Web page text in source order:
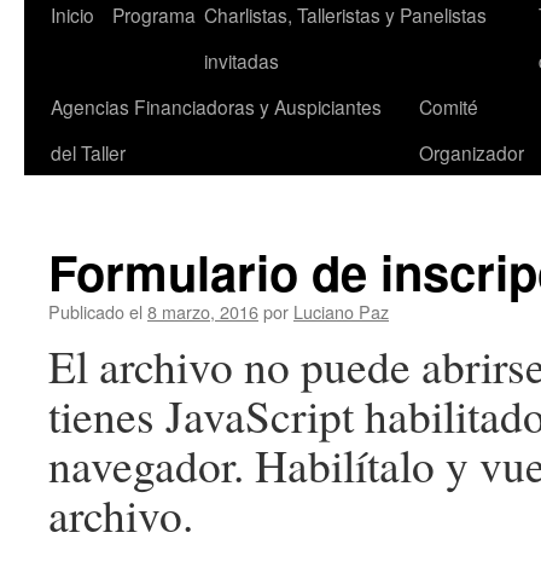
Inicio Programa Charlistas, Talleristas y Panelistas
invitadas
Agencias Financiadoras y Auspiciantes
del Taller
Comité
Organizador
Formulario de
Publicado el 8 marzo, 2016por Luciano Paz
El archivo no puede
tienes JavaScript
navegador. Habilítalo y
archivo.